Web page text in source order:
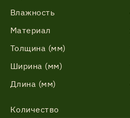
Влажность
Материал
Толщина (мм)
Ширина (мм)
Длина (мм)
Количество